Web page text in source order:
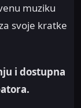
muziku
svoje kratke
i dostupna